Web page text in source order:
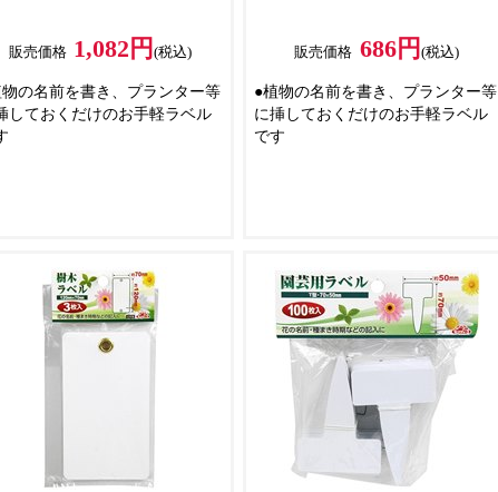
販売価格 1,082円(税込)
の名前を書き、プランター等
しておくだけのお手軽ラベル
販売価格 686円 (税込)
●植物の名前を書き、プランター等
に挿しておくだけのお手軽ラベル
です